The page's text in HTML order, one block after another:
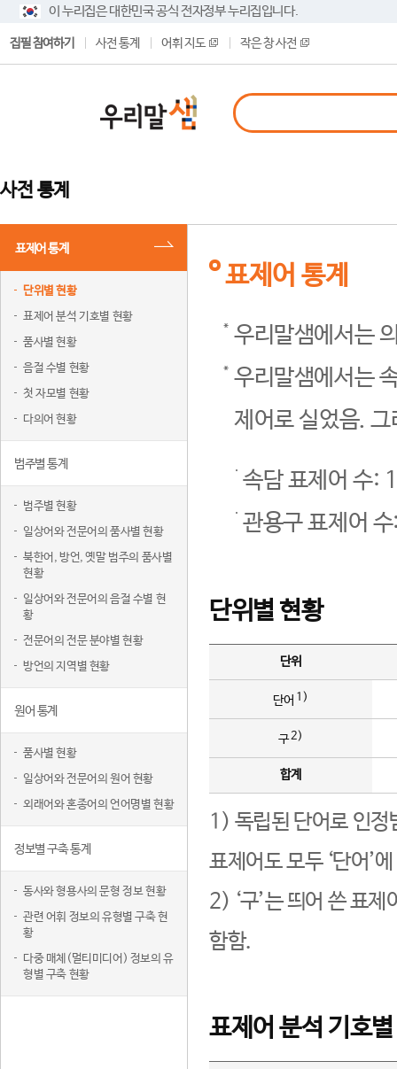
이 누리집은 대한민국 공식 전자정부 누리집입니다.
집필 참여하기 사전 통계 어휘 지도 작은 창 사전
사전 통계
표제어 통계
단위별 현황
표제어 분석 기호별 현황
품사별 현황
음절 수별 현황
첫 자모별 현황
다의어 현황
범주별 통계
범주별 현황
일상어와 전문어의 품사별 현황
북한어, 방언, 옛말 범주의 품사별
현황
일상어와 전문어의 음절 수별 현
황
전문어의 전문 분야별 현황
방언의 지역별 현황
원어 통계
품사별 현황
일상어와 전문어의 원어 현황
외래어와 혼종어의 언어명별 현황
정보별 구축 통계
동사와 형용사의 문형 정보 현황
관련 어휘 정보의 유형별 구축 현
황
다중 매체(멀티미디어) 정보의 유
형별 구축 현황
표제어 통계
우리말샘에서는
우리말샘에서는
제어로 실었음.
속담 표제어 수:
관용구 표제어
단위별 현황
단위
단어 1)
구2)
합계
1) 독립된 단어로 인정
표제어도 모두 ‘단어’
2) ‘구’는 띄어 쓴 표
함함.
표제어 분석 기호